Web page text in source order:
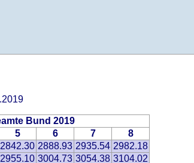
Bund 2019
5 6 7
8
2842.30 2888.93 2935.54 2982.18
2955.10 3004.73 3054.38 3104.02